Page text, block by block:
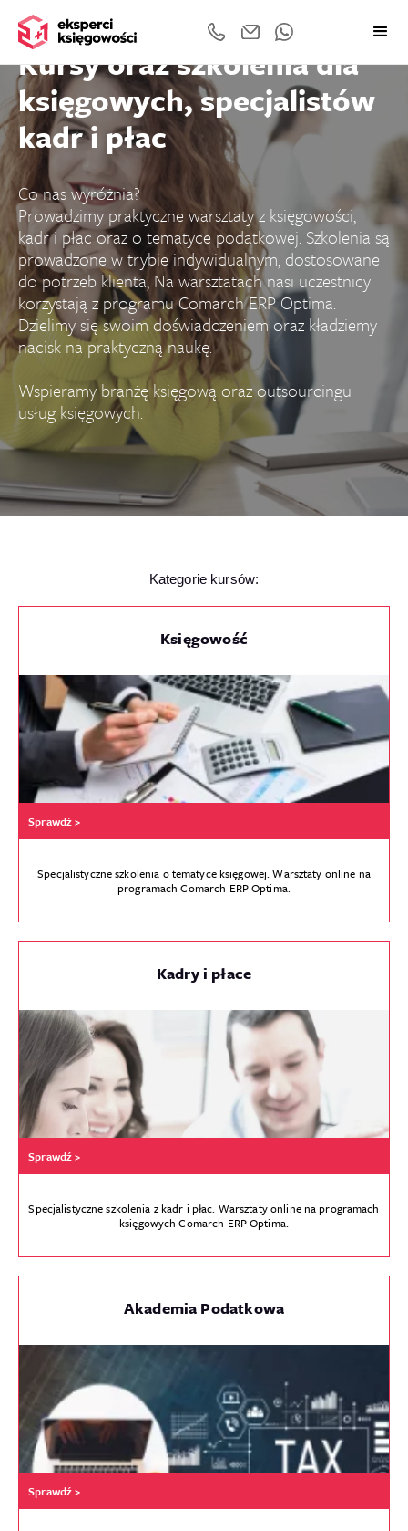
Kursy oraz szkolenia dla
księgowych, specjalistów
kadr i płac
Co nas wyróżnia?
Prowadzimy praktyczne warsztaty z księgowości,
kadr i płac oraz o tematyce podatkowej. Szkolenia są
prowadzone w trybie indywidualnym, dostosowane
do potrzeb klienta, Na warsztatach nasi uczestnicy
korzystają z programu Comarch ERP Optima.
Dzielimy się swoim doświadczeniem oraz kładziemy
nacisk na praktyczną naukę.
Wspieramy branżę księgową oraz outsourcingu
usług księgowych.
Kategorie kursów:
Księgowość
Sprawdź >
Specjalistyczne szkolenia o tematyce księgowej. Warsztaty online na
programach Comarch ERP Optima.
Kadry i płace
Sprawdź >
Specjalistyczne szkolenia z kadr i płac. Warsztaty online na programach
księgowych Comarch ERP Optima.
Akademia Podatkowa
Sprawdź >